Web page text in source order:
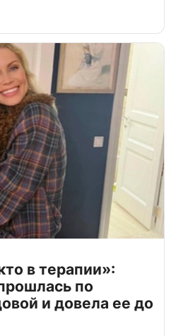
в терапии»:
по
и довела ее до